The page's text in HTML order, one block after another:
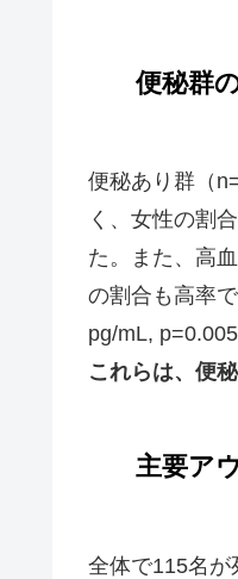
便秘群
便秘あり群（
く、女性の割
た。また、高
の割合も高率
pg/mL,
これらは、便
主要ア
全体で115名